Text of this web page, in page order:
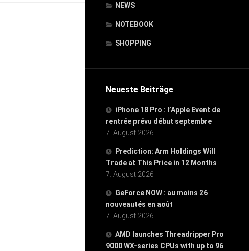
NEWS
NOTEBOOK
SHOPPING
Neueste Beiträge
iPhone 18 Pro : l’Apple Event de
rentrée prévu début septembre
7. August 2026
Prediction: Arm Holdings Will
Trade at This Price in 12 Months
7. August 2026
GeForce NOW : au moins 26
nouveautés en août
7. August 2026
AMD launches Threadripper Pro
9000 WX-series CPUs with up to 96